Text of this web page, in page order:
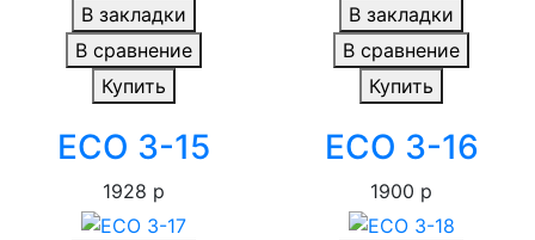
В закладки
В сравнение
Купить
ECO 3-15
1928 р
В закладки
В сравнение
Купить
ECO 3-16
1900 р